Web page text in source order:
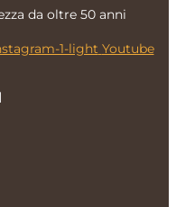
da oltre 50 anni
1-light Youtube